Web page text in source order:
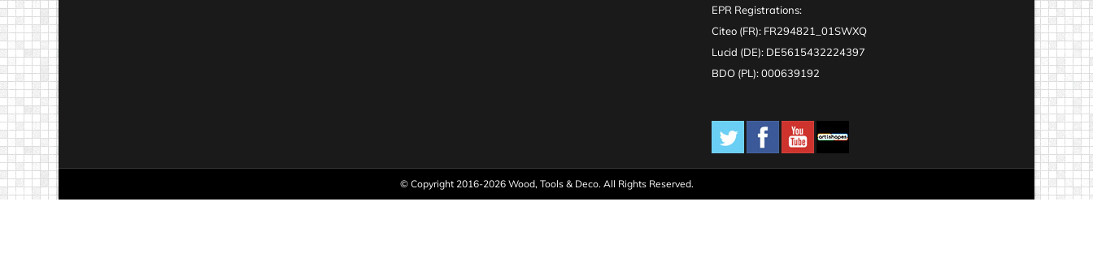
EPR Registrations:
Citeo (FR): FR294821_01SWXQ
Lucid (DE): DE5615432224397
BDO (PL): 000639192
© Copyright 2016-2026 Wood, Tools & Deco. All Rights Reserved.